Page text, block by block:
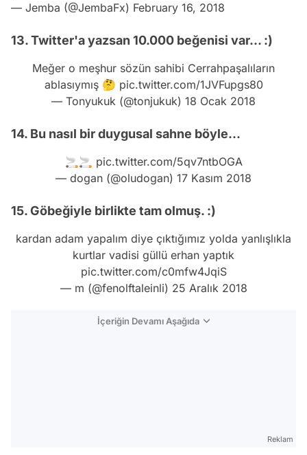
— Jemba (@JembaFx) February 16, 2018
13. Twitter'a yazsan 10.000 beğenisi var... :)
Meğer o meşhur sözün sahibi Cerrahpaşalıların
ablasıymış 🤔 pic.twitter.com/1JVFupgs80
— Tonyukuk (@tonjukuk) 18 Ocak 2018
14. Bu nasıl bir duygusal sahne böyle...
🚬🚬 pic.twitter.com/5qv7ntbOGA
— dogan (@oludogan) 17 Kasım 2018
15. Göbeğiyle birlikte tam olmuş. :)
kardan adam yapalım diye çıktığımız yolda yanlışlıkla
kurtlar vadisi güllü erhan yaptık
pic.twitter.com/c0mfw4JqiS
— m (@fenolftaleinli) 25 Aralık 2018
İçeriğin Devamı Aşağıda
Reklam